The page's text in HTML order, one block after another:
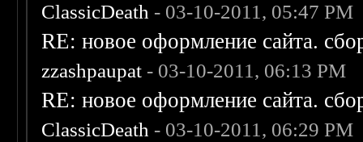
ClassicDeath - 03-10-2011, 05:47 PM
RE: новое оформление сайта.
zzashpaupat - 03-10-2011, 06:13 PM
RE: новое оформление сайта.
ClassicDeath - 03-10-2011, 06:29 PM